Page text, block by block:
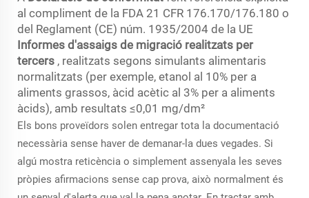
al compliment de la FDA 21 CFR 176.170/176.180 o
del Reglament (CE) núm. 1935/2004 de la UE
Informes d'assaigs de migració realitzats per
tercers , realitzats segons simulants alimentaris
normalitzats (per exemple, etanol al 10% per a
aliments grassos, àcid acètic al 3% per a aliments
àcids), amb resultats ≤0,01 mg/dm²
Els bons proveïdors solen entregar tota la documentació
necessària sense haver de demanar-la dues vegades. Si
algú mostra reticència o simplement assenyala les seves
pròpies afirmacions sense cap prova, això normalment és